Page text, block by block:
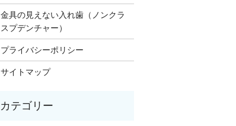
金具の見えない入れ歯（ノンクラ
スプデンチャー）
プライバシーポリシー
サイトマップ